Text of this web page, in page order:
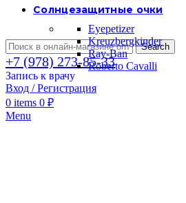
Search
+7 (978) 273-85-33
Запись к врачу
Вход / Регистрация
0 items 0 ₽
Menu
Солнцезащитные очки
Eyepetizer
Kreuzbergkinder
Ray-Ban
Roberto Cavalli